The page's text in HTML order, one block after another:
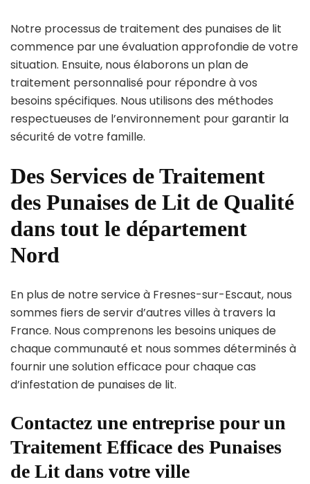
Notre processus de traitement des punaises de lit
commence par une évaluation approfondie de votre
situation. Ensuite, nous élaborons un plan de
traitement personnalisé pour répondre à vos
besoins spécifiques. Nous utilisons des méthodes
respectueuses de l’environnement pour garantir la
sécurité de votre famille.
Des Services de Traitement
des Punaises de Lit de Qualité
dans tout le département
Nord
En plus de notre service à Fresnes-sur-Escaut, nous
sommes fiers de servir d’autres villes à travers la
France. Nous comprenons les besoins uniques de
chaque communauté et nous sommes déterminés à
fournir une solution efficace pour chaque cas
d’infestation de punaises de lit.
Contactez une entreprise pour un
Traitement Efficace des Punaises
de Lit dans votre ville